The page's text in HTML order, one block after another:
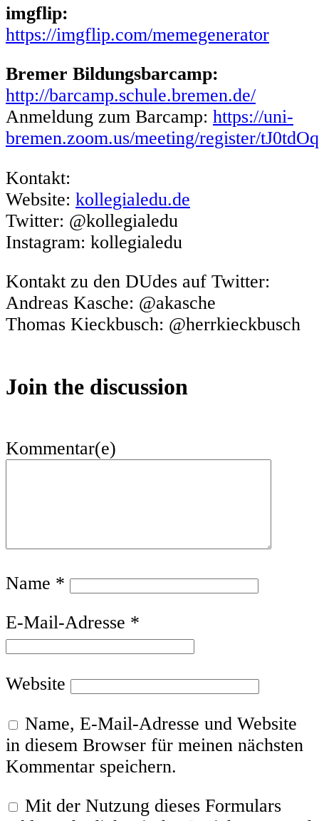
imgflip:
https://imgflip.com/memegenerator
Bremer Bildungsbarcamp:
http://barcamp.schule.bremen.de/
Anmeldung zum Barcamp: https://uni-
bremen.zoom.us/meeting/register/
Kontakt:
Website: kollegialedu.de
Twitter: @kollegialedu
Instagram: kollegialedu
Kontakt zu den DUdes auf Twitter:
Andreas Kasche: @akasche
Thomas Kieckbusch: @herrkieckbusch
Join the discussion
Kommentar(e)
Name *
E-Mail-Adresse *
Website
Name, E-Mail-Adresse und Website
in diesem Browser für meinen nächsten
Kommentar speichern.
Mit der Nutzung dieses Formulars